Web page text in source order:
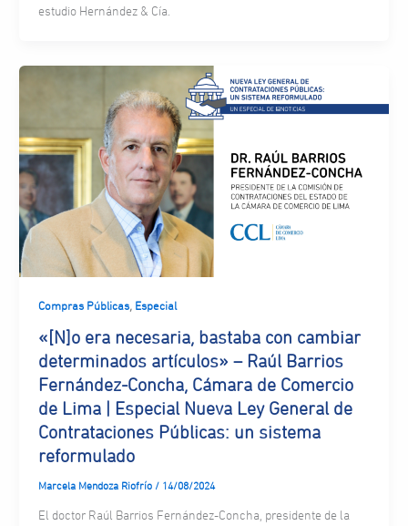
estudio Hernández & Cía.
Compras Públicas, Especial
«[N]o era necesaria, bastaba con cambiar
determinados artículos» – Raúl Barrios
Fernández-Concha, Cámara de Comercio
de Lima | Especial Nueva Ley General de
Contrataciones Públicas: un sistema
reformulado
Marcela Mendoza Riofrío / 14/08/2024
El doctor Raúl Barrios Fernández-Concha, presidente de la